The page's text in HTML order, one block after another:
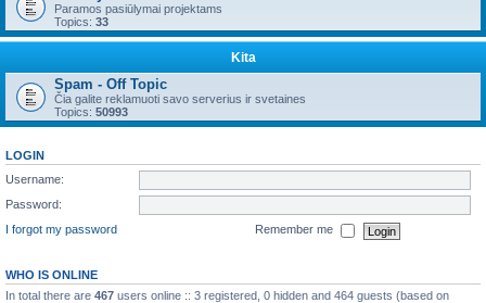
Paramos pasiūlymai projektams
Topics: 33
Kita
Spam - Off Topic
Čia galite reklamuoti savo serverius ir svetaines
Topics: 50993
LOGIN
Username:
Password:
I forgot my password
Remember me
WHO IS ONLINE
In total there are 467 users online :: 3 registered, 0 hidden and 464 guests (based on